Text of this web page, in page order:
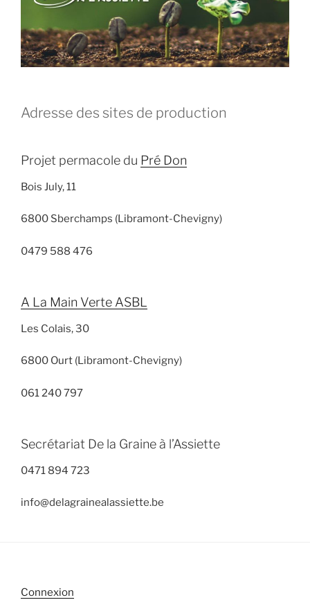
Adresse des sites de production
Projet permacole du Pré Don
Bois July, 11
6800 Sberchamps (Libramont-Chevigny)
0479 588 476
A La Main Verte ASBL
Les Colais, 30
6800 Ourt (Libramont-Chevigny)
061 240 797
Secrétariat De la Graine à l’Assiette
0471 894 723
info@delagrainealassiette.be
Connexion